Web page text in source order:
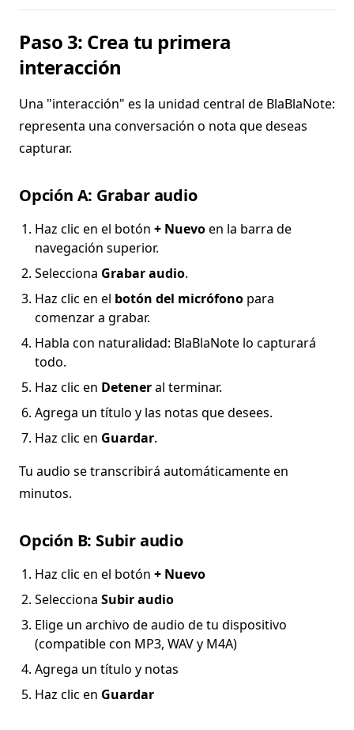
Paso 3: Crea tu primera
interacción
Una "interacción" es la unidad central de BlaBlaNote:
representa una conversación o nota que deseas
capturar.
Opción A: Grabar audio
Haz clic en el botón + Nuevoen la barra de
navegación superior.
Selecciona Grabar audio.
Haz clic en el botón del micrófono para
comenzar a grabar.
Habla con naturalidad: BlaBlaNote lo capturará
todo.
Haz clic en Deteneral terminar.
Agrega un título y las notas que desees.
Haz clic en Guardar.
Tu audio se transcribirá automáticamente en
minutos.
Opción B: Subir audio
Haz clic en el botón + Nuevo
Selecciona Subir audio
Elige un archivo de audio de tu dispositivo
(compatible con MP3, WAV y M4A)
Agrega un título y notas
Haz clic en Guardar